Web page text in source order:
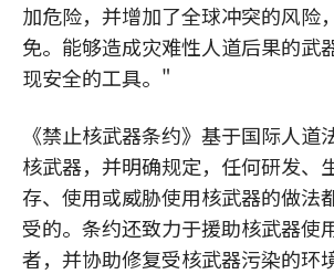
加危险，并增加了全球冲突的风险
免。能够造成灾难性人道后果的武
现安全的工具。"
《禁止核武器条约》基于国际人道
核武器，并明确规定，任何研发、
存、使用或威胁使用核武器的做法
受的。条约还致力于援助核武器使
者，并协助修复受核武器污染的环